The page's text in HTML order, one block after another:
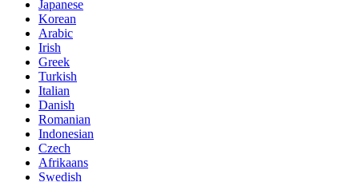
Japanese
Korean
Arabic
Irish
Greek
Turkish
Italian
Danish
Romanian
Indonesian
Czech
Afrikaans
Swedish